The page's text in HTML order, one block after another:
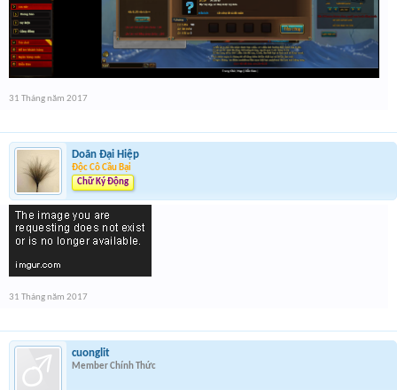
31 Tháng năm 2017
Doãn Đại Hiệp
Độc Cô Cầu Bại
Chữ Ký Động
31 Tháng năm 2017
cuonglit
Member Chính Thức